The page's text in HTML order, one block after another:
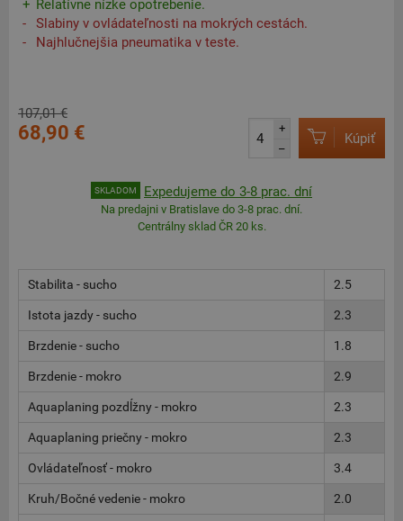
Relatívne nízke opotrebenie.
Slabiny v ovládateľnosti na mokrých cestách.
Najhlučnejšia pneumatika v teste.
107,01 €
68,90 €
+
–
Kúpiť
SKLADOM Expedujeme do 3-8 prac. dní
Na predajni v Bratislave do 3-8 prac. dní.
Centrálny sklad ČR 20 ks.
Stabilita - sucho 2.5
Istota jazdy - sucho 2.3
Brzdenie - sucho 1.8
Brzdenie - mokro 2.9
Aquaplaning pozdĺžny - mokro 2.3
Aquaplaning priečny - mokro 2.3
Ovládateľnosť - mokro 3.4
Kruh/Bočné vedenie - mokro 2.0